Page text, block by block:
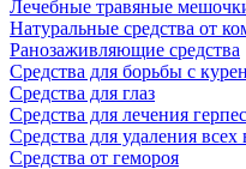
Лечебные травяные
Натуральные средства от
Ранозаживляющие средства
Средства для борьбы с
Средства для глаз
Средства для лечения
Средства для удаления
Средства от гемороя